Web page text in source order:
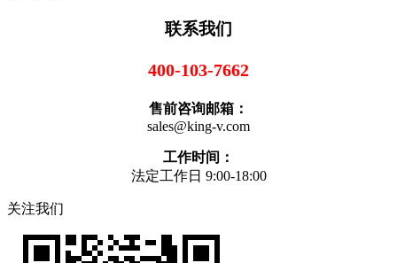
联系我们
400-103-7662
售前咨询邮箱：
sales@king-v.com
工作时间：
法定工作日 9:00-18:00
关注我们